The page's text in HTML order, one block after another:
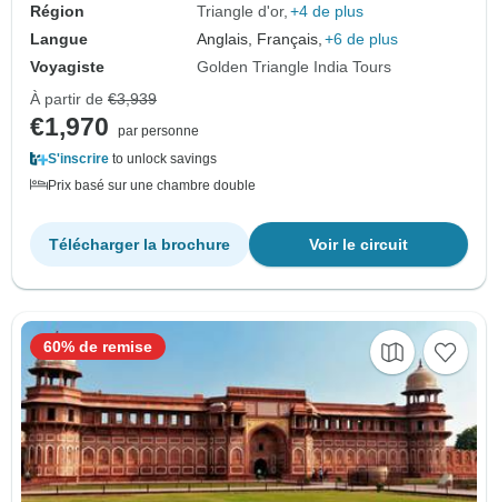
Région
Triangle d'or +4 de plus
Langue
Anglais, Français, +6 de plus
Voyagiste
Golden Triangle India Tours
À partir de €3,939
€1,970
par personne
S'inscrire to unlock savings
Prix basé sur une chambre double
Voir le circuit
Télécharger la brochure
60% de remise